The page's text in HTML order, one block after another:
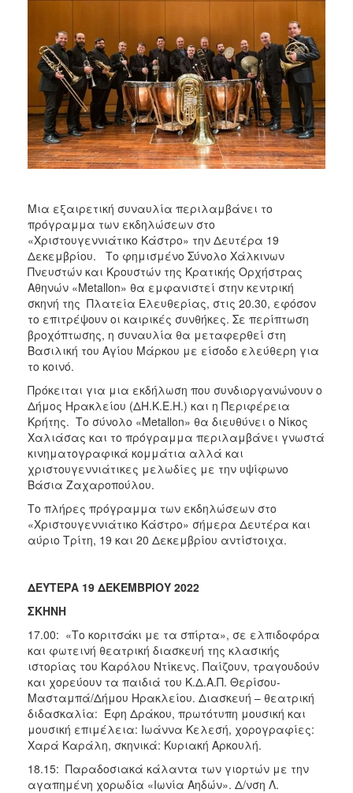
2011
2010
2006
ΠΟΛΙΤΙΣΜΟΣ
ΑΝΘΕΚΤΙΚΗ
ΠΟΛΗ
Μια εξαιρετική συναυλία περιλαμβάνει το
πρόγραμμα των εκδηλώσεων στο
«Χριστουγεννιάτικο Κάστρο» την Δευτέρα 19
Δεκεμβρίου. Το φημισμένο Σύνολο Χάλκινων
Πνευστών και Κρουστών της Κρατικής Ορχήστρας
Αθηνών «Metallon» θα εμφανιστεί στην κεντρική
σκηνή της Πλατεία Ελευθερίας, στις 20.30, εφόσον
το επιτρέψουν οι καιρικές συνθήκες. Σε περίπτωση
βροχόπτωσης, η συναυλία θα μεταφερθεί στη
Βασιλική του Αγίου Μάρκου με είσοδο ελεύθερη για
το κοινό.
Πρόκειται για μια εκδήλωση που συνδιοργανώνουν ο
Δήμος Ηρακλείου (ΔΗ.Κ.Ε.Η.) και η Περιφέρεια
Κρήτης. Το σύνολο «Metallon» θα διευθύνει ο Νίκος
Χαλιάσας και το πρόγραμμα περιλαμβάνει γνωστά
κινηματογραφικά κομμάτια αλλά και
χριστουγεννιάτικες μελωδίες με την υψίφωνο
Βάσια Ζαχαροπούλου.
Το πλήρες πρόγραμμα των εκδηλώσεων στο
«Χριστουγεννιάτικο Κάστρο» σήμερα Δευτέρα και
αύριο Τρίτη, 19 και 20 Δεκεμβρίου αντίστοιχα.
ΔΕYTEΡΑ 19 ΔΕΚΕΜΒΡΙΟΥ 2022
ΣΚΗΝΗ
17.00: «Το κοριτσάκι με τα σπίρτα», σε ελπιδοφόρα
και φωτεινή θεατρική διασκευή της κλασικής
ιστορίας του Καρόλου Ντίκενς. Παίζουν, τραγουδούν
και χορεύουν τα παιδιά του Κ.Δ.Α.Π. Θερίσου-
Μασταμπά/Δήμου Ηρακλείου. Διασκευή – θεατρική
διδασκαλία: Έφη Δράκου, πρωτότυπη μουσική και
μουσική επιμέλεια: Ιωάννα Κελεσή, χορογραφίες:
Χαρά Καράλη, σκηνικά: Κυριακή Αρκουλή.
18.15: Παραδοσιακά κάλαντα των γιορτών με την
αγαπημένη χορωδία «Ιωνία Αηδών». Δ/νση Λ.